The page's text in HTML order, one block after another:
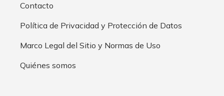
Contacto
Política de Privacidad y Protección de Datos
Marco Legal del Sitio y Normas de Uso
Quiénes somos